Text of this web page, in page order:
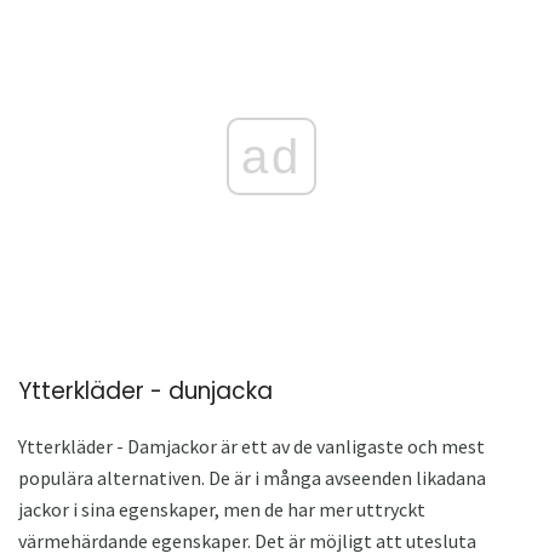
ad
Ytterkläder - dunjacka
Ytterkläder - Damjackor är ett av de vanligaste och mest
populära alternativen. De är i många avseenden likadana
jackor i sina egenskaper, men de har mer uttryckt
värmehärdande egenskaper. Det är möjligt att utesluta